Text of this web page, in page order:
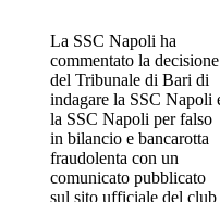
La SSC Napoli ha
commentato la decisione
del Tribunale di Bari di
indagare la SSC Napoli
la SSC Napoli per falso
in bilancio e bancarotta
fraudolenta con un
comunicato pubblicato
sul sito ufficiale del club